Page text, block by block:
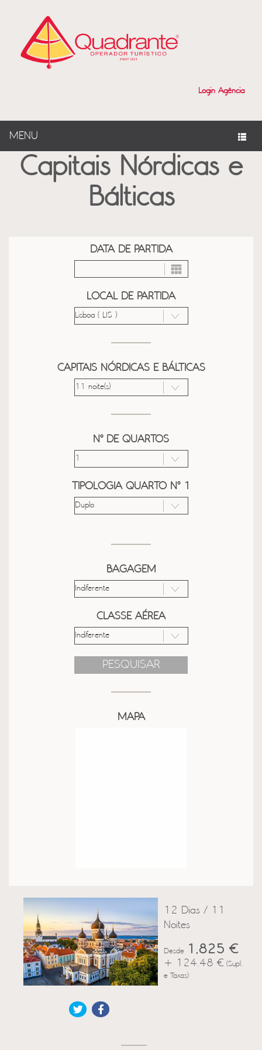
Login Agência
MENU
Capitais Nórdicas e
Bálticas
DATA DE PARTIDA
LOCAL DE PARTIDA
CAPITAIS NÓRDICAS E BÁLTICAS
Nº DE QUARTOS
TIPOLOGIA QUARTO Nº 1
BAGAGEM
CLASSE AÉREA
PESQUISAR
MAPA
12 Dias / 11
Noites
Desde 1,825 €
+ 124.48 € (Supl.
e Taxas)